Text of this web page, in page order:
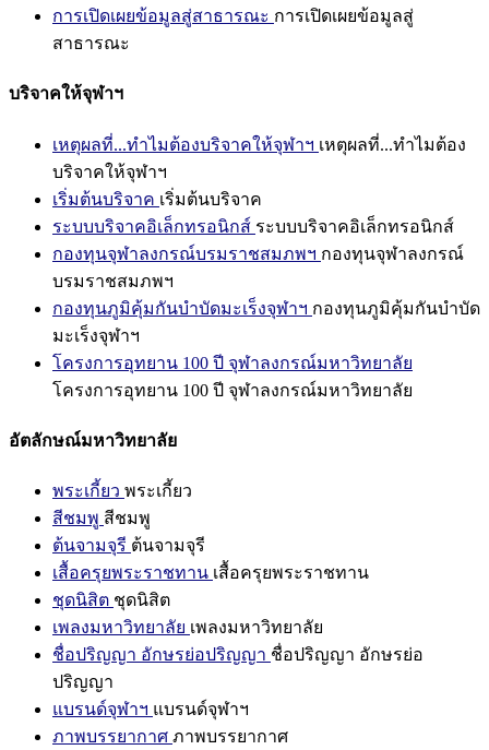
การเปิดเผยข้อมูลสู่สาธารณะ การเปิดเผยข้อมูลสู่
สาธารณะ
บริจาคให้จุฬาฯ
เหตุผลที่...ทำไมต้องบริจาคให้จุฬาฯ เหตุผลที่...ทำไมต้อง
บริจาคให้จุฬาฯ
เริ่มต้นบริจาค เริ่มต้นบริจาค
ระบบบริจาคอิเล็กทรอนิกส์ ระบบบริจาคอิเล็กทรอนิกส์
กองทุนจุฬาลงกรณ์บรมราชสมภพฯ กองทุนจุฬาลงกรณ์
บรมราชสมภพฯ
กองทุนภูมิคุ้มกันบำบัดมะเร็งจุฬาฯ กองทุนภูมิคุ้มกันบำบัด
มะเร็งจุฬาฯ
โครงการอุทยาน 100 ปี จุฬาลงกรณ์มหาวิทยาลัย
โครงการอุทยาน 100 ปี จุฬาลงกรณ์มหาวิทยาลัย
อัตลักษณ์มหาวิทยาลัย
พระเกี้ยว พระเกี้ยว
สีชมพู สีชมพู
ต้นจามจุรี ต้นจามจุรี
เสื้อครุยพระราชทาน เสื้อครุยพระราชทาน
ชุดนิสิต ชุดนิสิต
เพลงมหาวิทยาลัย เพลงมหาวิทยาลัย
ชื่อปริญญา อักษรย่อปริญญา ชื่อปริญญา อักษรย่อ
ปริญญา
แบรนด์จุฬาฯ แบรนด์จุฬาฯ
ภาพบรรยากาศ ภาพบรรยากาศ